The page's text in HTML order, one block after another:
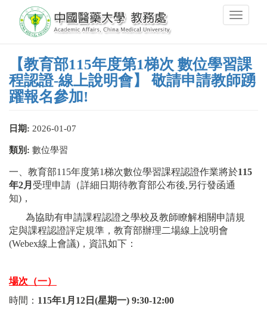
content
Toggle
【教育部115年度第1梯次 數位學習課
程認證-線上說明會】 敬請申請教師踴
躍報名參加!
日期: 2026-01-07
類別: 數位學習
一、教育部115年度第1梯次數位學習課程認證作業將於115
年2月 受理申請（詳細日期待教育部公布後,另行發函通
知)，
為協助有申請課程認證之學校及教師瞭解相關申請規
定與課程認證評定規準，教育部辦理二場線上說明會
(Webex線上會議)，資訊如下：
場次（一）
時間： 115年1月12日(星期一) 9:30-12:00